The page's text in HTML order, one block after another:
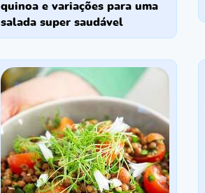
quinoa e variações para uma
salada super saudável